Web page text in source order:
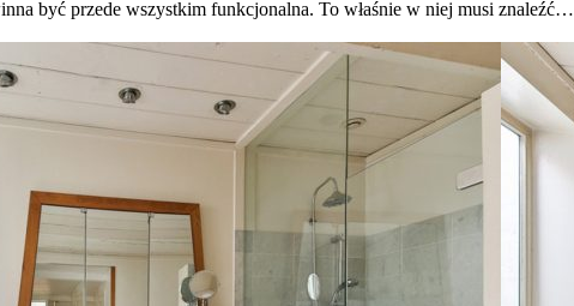
być przede wszystkim funkcjonalna. To właśnie w niej musi znaleźć…